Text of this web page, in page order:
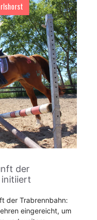
der
initiiert
der Trabrennbahn:
eingereicht, um